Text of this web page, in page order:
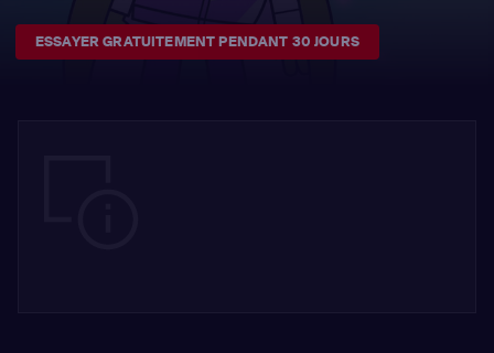
ESSAYER GRATUITEMENT PENDANT 30 JOURS